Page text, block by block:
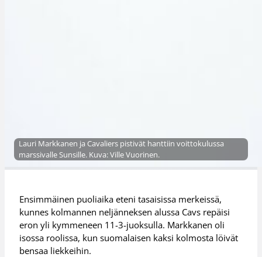
Lauri Markkanen ja Cavaliers pistivät hanttiin voittokulussa
marssivalle Sunsille. Kuva: Ville Vuorinen.
Ensimmäinen puoliaika eteni tasaisissa merkeissä,
kunnes kolmannen neljänneksen alussa Cavs repäisi
eron yli kymmeneen 11-3-juoksulla. Markkanen oli
isossa roolissa, kun suomalaisen kaksi kolmosta löivät
bensaa liekkeihin.